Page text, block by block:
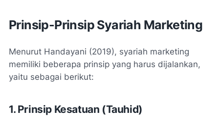
Prinsip-Prinsip Syariah Marketing
Menurut Handayani (2019), syariah marketing
memiliki beberapa prinsip yang harus dijalankan,
yaitu sebagai berikut:
1. Prinsip Kesatuan (Tauhid)